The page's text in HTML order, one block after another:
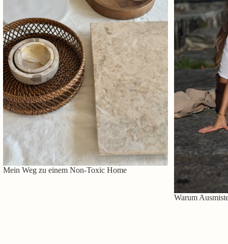
Mein Weg zu einem Non-Toxic Home
Warum